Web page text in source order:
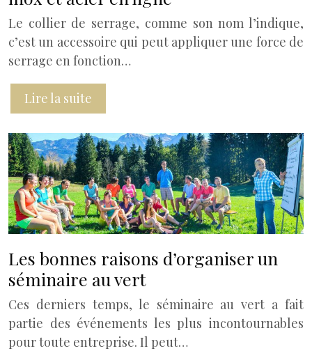
Le collier de serrage, comme son nom l’indique,
c’est un accessoire qui peut appliquer une force de
serrage en fonction…
Lire la suite
Les bonnes raisons d’organiser un
séminaire au vert
Ces derniers temps, le séminaire au vert a fait
partie des événements les plus incontournables
pour toute entreprise. Il peut…